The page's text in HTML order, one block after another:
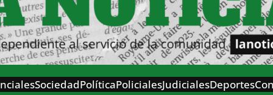
SociedadPolíticaPolicialesJudicialesDeportes